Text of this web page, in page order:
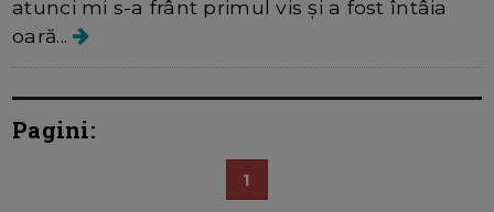
atunci mi s-a frânt primul vis și a fost întâia
oară...
Pagini:
1